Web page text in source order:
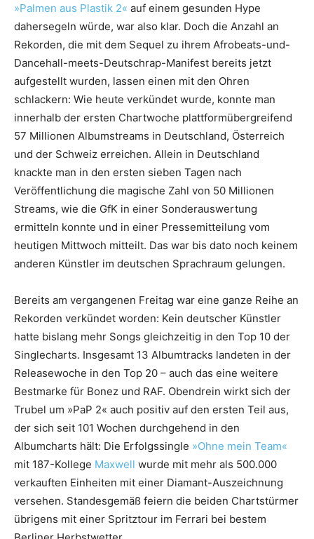
»Palmen aus Plastik 2« auf einem gesunden Hype
dahersegeln würde, war also klar. Doch die Anzahl an
Rekorden, die mit dem Sequel zu ihrem Afrobeats-und-
Dancehall-meets-Deutschrap-Manifest bereits jetzt
aufgestellt wurden, lassen einen mit den Ohren
schlackern: Wie heute verkündet wurde, konnte man
innerhalb der ersten Chartwoche plattformübergreifend
57 Millionen Albumstreams in Deutschland, Österreich
und der Schweiz erreichen. Allein in Deutschland
knackte man in den ersten sieben Tagen nach
Veröffentlichung die magische Zahl von 50 Millionen
Streams, wie die GfK in einer Sonderauswertung
ermitteln konnte und in einer Pressemitteilung vom
heutigen Mittwoch mitteilt. Das war bis dato noch keinem
anderen Künstler im deutschen Sprachraum gelungen.
Bereits am vergangenen Freitag war eine ganze Reihe an
Rekorden verkündet worden: Kein deutscher Künstler
hatte bislang mehr Songs gleichzeitig in den Top 10 der
Singlecharts. Insgesamt 13 Albumtracks landeten in der
Releasewoche in den Top 20 – auch das eine weitere
Bestmarke für Bonez und RAF. Obendrein wirkt sich der
Trubel um »PaP 2« auch positiv auf den ersten Teil aus,
der sich seit 101 Wochen durchgehend in den
Albumcharts hält: Die Erfolgssingle »Ohne mein Team«
mit 187-Kollege Maxwell wurde mit mehr als 500.000
verkauften Einheiten mit einer Diamant-Auszeichnung
versehen. Standesgemäß feiern die beiden Chartstürmer
übrigens mit einer Spritztour im Ferrari bei bestem